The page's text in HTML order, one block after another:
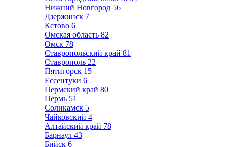
Нижний Новгород 56
Дзержинск 7
Кстово 6
Омская область 82
Омск 78
Ставропольский край 81
Ставрополь 22
Пятигорск 15
Ессентуки 6
Пермский край 80
Пермь 51
Соликамск 5
Чайковский 4
Алтайский край 78
Барнаул 43
Бийск 6